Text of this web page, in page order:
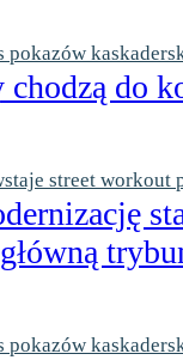
pokazów
do
street workout
pokazów